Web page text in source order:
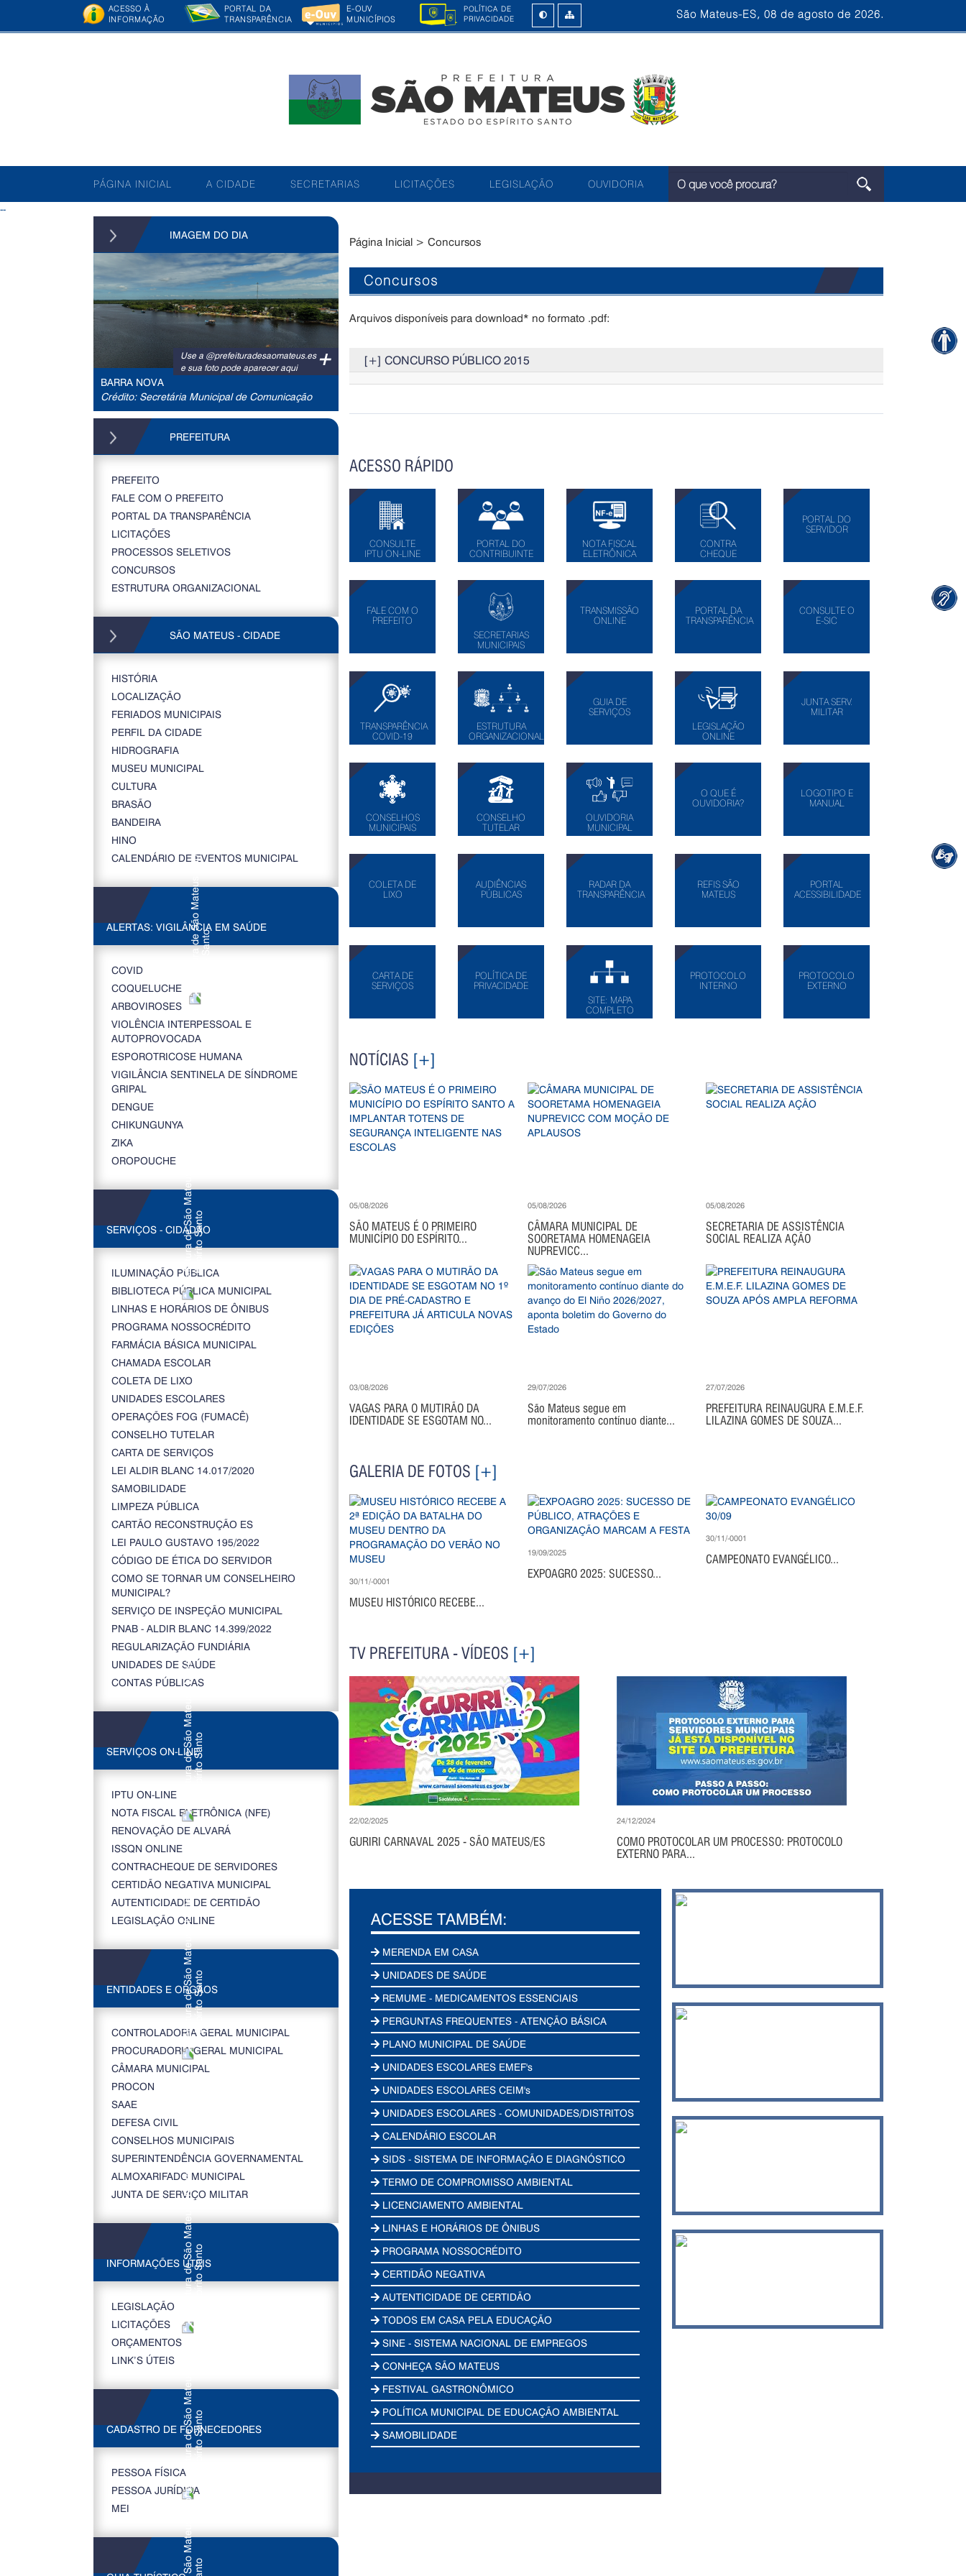
ACESSO À
INFORMAÇÃO
PORTAL DA
TRANSPARÊNCIA
E-OUV
MUNICÍPIOS
POLÍTICA DE
PRIVACIDADE
São Mateus-ES, 08 de agosto de 2026.
PÁGINA INICIAL A CIDADE SECRETARIAS LICITAÇÕES LEGISLAÇÃO OUVIDORIA
--
IMAGEM DO DIA
+
Use a @prefeituradesaomateus.es
e sua foto pode aparecer aqui
BARRA NOVA
Crédito: Secretária Municipal de Comunicação
PREFEITURA
PREFEITO
FALE COM O PREFEITO
PORTAL DA TRANSPARÊNCIA
LICITAÇÕES
PROCESSOS SELETIVOS
CONCURSOS
ESTRUTURA ORGANIZACIONAL
SÃO MATEUS - CIDADE
HISTÓRIA
LOCALIZAÇÃO
FERIADOS MUNICIPAIS
PERFIL DA CIDADE
HIDROGRAFIA
MUSEU MUNICIPAL
CULTURA
BRASÃO
BANDEIRA
HINO
CALENDÁRIO DE EVENTOS MUNICIPAL
ALERTAS: VIGILÂNCIA EM SAÚDE
COVID
COQUELUCHE
ARBOVIROSES
VIOLÊNCIA INTERPESSOAL E
AUTOPROVOCADA
ESPOROTRICOSE HUMANA
VIGILÂNCIA SENTINELA DE SÍNDROME
GRIPAL
DENGUE
CHIKUNGUNYA
ZIKA
OROPOUCHE
SERVIÇOS - CIDADÃO
ILUMINAÇÃO PÚBLICA
BIBLIOTECA PÚBLICA MUNICIPAL
LINHAS E HORÁRIOS DE ÔNIBUS
PROGRAMA NOSSOCRÉDITO
FARMÁCIA BÁSICA MUNICIPAL
CHAMADA ESCOLAR
COLETA DE LIXO
UNIDADES ESCOLARES
OPERAÇÕES FOG (FUMACÊ)
CONSELHO TUTELAR
CARTA DE SERVIÇOS
LEI ALDIR BLANC 14.017/2020
SAMOBILIDADE
LIMPEZA PÚBLICA
CARTÃO RECONSTRUÇÃO ES
LEI PAULO GUSTAVO 195/2022
CÓDIGO DE ÉTICA DO SERVIDOR
COMO SE TORNAR UM CONSELHEIRO
MUNICIPAL?
SERVIÇO DE INSPEÇÃO MUNICIPAL
PNAB - ALDIR BLANC 14.399/2022
REGULARIZAÇÃO FUNDIÁRIA
UNIDADES DE SAÚDE
CONTAS PÚBLICAS
SERVIÇOS ON-LINE
IPTU ON-LINE
NOTA FISCAL ELETRÔNICA (NFE)
RENOVAÇÃO DE ALVARÁ
ISSQN ONLINE
CONTRACHEQUE DE SERVIDORES
CERTIDÃO NEGATIVA MUNICIPAL
AUTENTICIDADE DE CERTIDÃO
LEGISLAÇÃO ONLINE
ENTIDADES E ORGÃOS
CONTROLADORIA GERAL MUNICIPAL
PROCURADORIA GERAL MUNICIPAL
CÂMARA MUNICIPAL
PROCON
SAAE
DEFESA CIVIL
CONSELHOS MUNICIPAIS
SUPERINTENDÊNCIA GOVERNAMENTAL
ALMOXARIFADO MUNICIPAL
JUNTA DE SERVIÇO MILITAR
INFORMAÇÕES ÚTEIS
LEGISLAÇÃO
LICITAÇÕES
ORÇAMENTOS
LINK’S ÚTEIS
CADASTRO DE FORNECEDORES
PESSOA FÍSICA
PESSOA JURÍDICA
MEI
Página Inicial > Concursos
Concursos
Arquivos disponíveis para download* no formato .pdf:
[+] CONCURSO PÚBLICO 2015
ACESSO RÁPIDO
CONSULTE
IPTU ON-LINE
PORTAL DO
CONTRIBUINTE
NOTA FISCAL
ELETRÔNICA
CONTRA
CHEQUE
PORTAL DO
SERVIDOR
FALE COM O
PREFEITO
SECRETARIAS
MUNICIPAIS
TRANSMISSÃO
ONLINE
PORTAL DA
TRANSPARÊNCIA
CONSULTE O
E-SIC
TRANSPARÊNCIA
COVID-19
ESTRUTURA
ORGANIZACIONAL
GUIA DE
SERVIÇOS
LEGISLAÇÃO
ONLINE
JUNTA SERV.
MILITAR
CONSELHOS
MUNICIPAIS
CONSELHO
TUTELAR
OUVIDORIA
MUNICIPAL
O QUE É
OUVIDORIA?
LOGOTIPO E
MANUAL
COLETA DE
LIXO
AUDIÊNCIAS
PÚBLICAS
RADAR DA
TRANSPARÊNCIA
REFIS SÃO
MATEUS
PORTAL
ACESSIBILIDADE
CARTA DE
SERVIÇOS
POLÍTICA DE
PRIVACIDADE
SITE: MAPA
COMPLETO
PROTOCOLO
INTERNO
PROTOCOLO
EXTERNO
NOTÍCIAS [+]
05/08/2026
SÃO MATEUS É O PRIMEIRO
MUNICÍPIO DO ESPÍRITO...
05/08/2026
CÂMARA MUNICIPAL DE
SOORETAMA HOMENAGEIA
NUPREVICC...
05/08/2026
SECRETARIA DE ASSISTÊNCIA
SOCIAL REALIZA AÇÃO
03/08/2026
VAGAS PARA O MUTIRÃO DA
IDENTIDADE SE ESGOTAM NO...
29/07/2026
São Mateus segue em
monitoramento contínuo diante...
27/07/2026
PREFEITURA REINAUGURA E.M.E.F.
LILAZINA GOMES DE SOUZA...
GALERIA DE FOTOS [+]
30/11/-0001
MUSEU HISTÓRICO RECEBE...
19/09/2025
EXPOAGRO 2025: SUCESSO...
30/11/-0001
CAMPEONATO EVANGÉLICO...
TV PREFEITURA - VÍDEOS [+]
22/02/2025
GURIRI CARNAVAL 2025 - SÃO MATEUS/ES
24/12/2024
COMO PROTOCOLAR UM PROCESSO: PROTOCOLO
EXTERNO PARA...
ACESSE TAMBÉM:
MERENDA EM CASA
UNIDADES DE SAÚDE
REMUME - MEDICAMENTOS ESSENCIAIS
PERGUNTAS FREQUENTES - ATENÇÃO BÁSICA
PLANO MUNICIPAL DE SAÚDE
UNIDADES ESCOLARES EMEF's
UNIDADES ESCOLARES CEIM's
UNIDADES ESCOLARES - COMUNIDADES/DISTRITOS
CALENDÁRIO ESCOLAR
SIDS - SISTEMA DE INFORMAÇÃO E DIAGNÓSTICO
TERMO DE COMPROMISSO AMBIENTAL
LICENCIAMENTO AMBIENTAL
LINHAS E HORÁRIOS DE ÔNIBUS
PROGRAMA NOSSOCRÉDITO
CERTIDÃO NEGATIVA
AUTENTICIDADE DE CERTIDÃO
TODOS EM CASA PELA EDUCAÇÃO
SINE - SISTEMA NACIONAL DE EMPREGOS
CONHEÇA SÃO MATEUS
FESTIVAL GASTRONÔMICO
POLÍTICA MUNICIPAL DE EDUCAÇÃO AMBIENTAL
SAMOBILIDADE